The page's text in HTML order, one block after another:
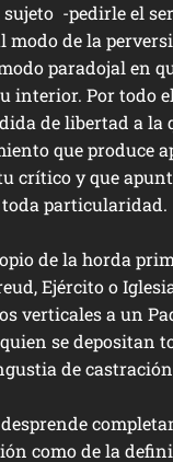
-pedirle el
de la
paradojal en
interior. Por todo
de libertad a la
que produce
crítico y que
particularidad.
de la horda
Ejército o
verticales a un
se depositan
de
como de la